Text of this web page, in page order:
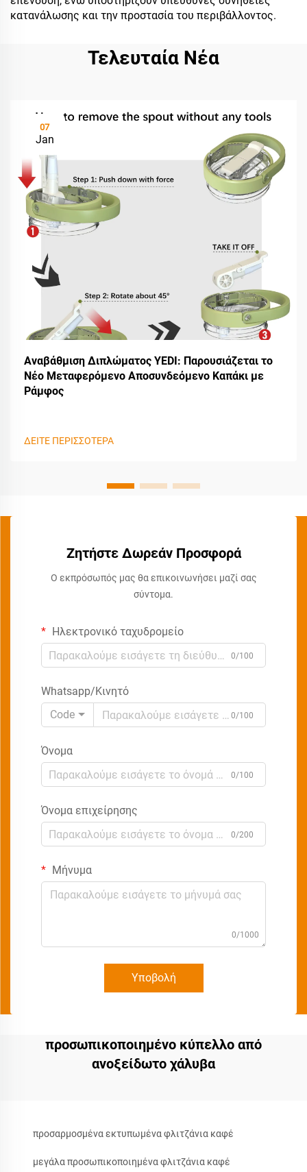
κατανάλωσης και την προστασία του περιβάλλοντος.
Τελευταία Νέα
07
Jan
Αναβάθμιση Διπλώματος YEDI: Παρουσιάζεται το
Νέο Μεταφερόμενο Αποσυνδεόμενο Καπάκι με
Ράμφος
ΔΕΙΤΕ ΠΕΡΙΣΣΟΤΕΡΑ
Ζητήστε Δωρεάν Προσφορά
Ο εκπρόσωπός μας θα επικοινωνήσει μαζί σας
σύντομα.
Ηλεκτρονικό ταχυδρομείο
0/100
Whatsapp/Κινητό
Code
0/100
Όνομα
0/100
Όνομα επιχείρησης
0/200
Μήνυμα
0/1000
Υποβολή
προσωπικοποιημένο κύπελλο από
ανοξείδωτο χάλυβα
προσαρμοσμένα εκτυπωμένα φλιτζάνια καφέ
μεγάλα προσωπικοποιημένα φλιτζάνια καφέ